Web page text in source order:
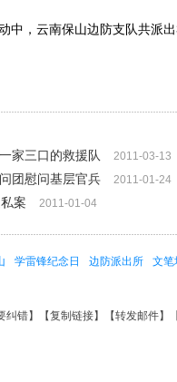
，云南保山边防支队共派
家三口的救援队
2011-03-13
团慰问基层官兵 2011-01-24
案 2011-01-04
学雷锋纪念日 边防派出所 文笔
纠错】【复制链接】【转发邮件】